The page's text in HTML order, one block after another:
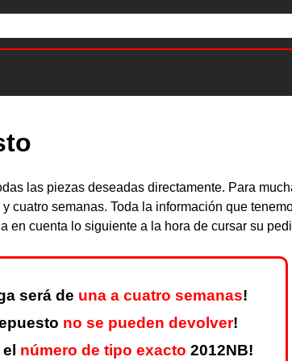
las piezas deseadas directamente. Para
semanas. Toda la información que
en cuenta lo siguiente a la hora de cursar su
será de una a cuatro semanas!
no se pueden devolver!
número de tipo exacto 2012NB!